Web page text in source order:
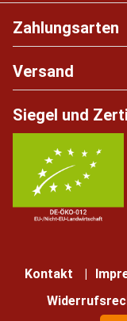
Zahlungsarten
Versand
Siegel und
Kontakt